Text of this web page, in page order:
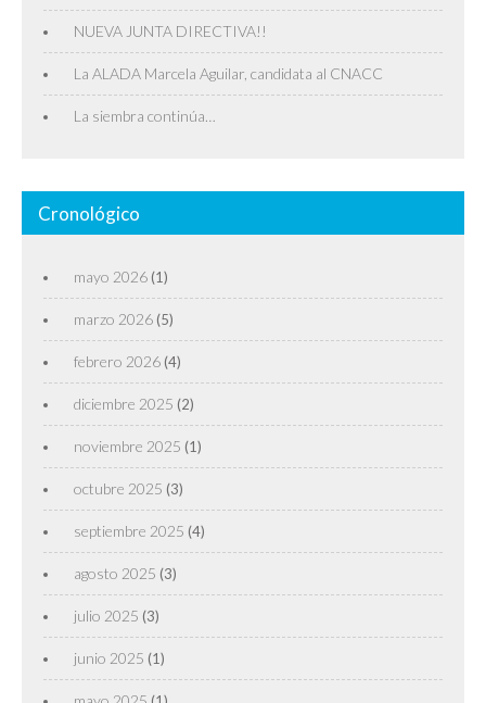
NUEVA JUNTA DIRECTIVA!!
La ALADA Marcela Aguilar, candidata al CNACC
La siembra continúa…
Cronológico
mayo 2026 (1)
marzo 2026 (5)
febrero 2026 (4)
diciembre 2025 (2)
noviembre 2025 (1)
octubre 2025 (3)
septiembre 2025 (4)
agosto 2025 (3)
julio 2025 (3)
junio 2025 (1)